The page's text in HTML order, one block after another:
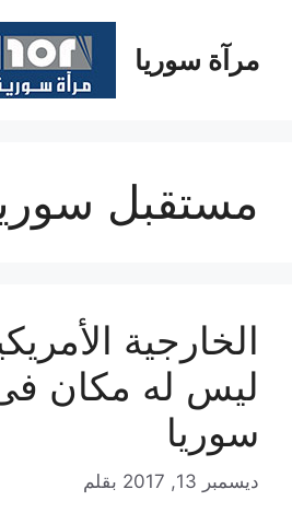
المحتوىمرآة سوريا
مستقبل
الخارجية
ليس له مكان
سوريا
ديسمبر 13, 2017 بقلم